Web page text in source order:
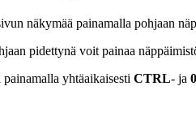
näkymää painamalla pohjaan
pidettynä voit painaa
yhtäaikaisesti CTRL- ja 0